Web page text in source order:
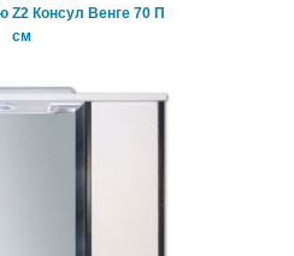
Z2 Консул Венге 70 П
см